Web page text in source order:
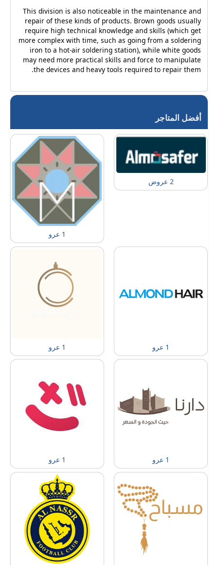
This division is also noticeable in the maintenance and
repair of these kinds of products. Brown goods usually
require high technical knowledge and skills (which get
more complex with time, such as going from a soldering
iron to a hot-air soldering station), while white goods
may need more practical skills and force to manipulate
the devices and heavy tools required to repair them.
أفضل المتاجر
2 عروض
1 عرو
1 عرو 1 عرو
1 عرو 1 عرو